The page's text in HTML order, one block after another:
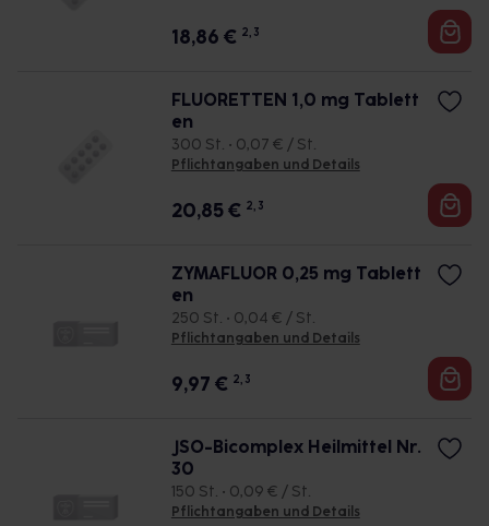
18,86 € 2, 3
FLUORETTEN 1,0 mg Tablett
en
300 St. • 0,07 € / St.
Pflichtangaben und Details
20,85€ 2, 3
ZYMAFLUOR 0,25 mg Tablett
en
250 St. • 0,04 € / St.
Pflichtangaben und Details
9,97 € 2, 3
JSO-Bicomplex Heilmittel Nr.
30
150 St. • 0,09 € / St.
Pflichtangaben und Details